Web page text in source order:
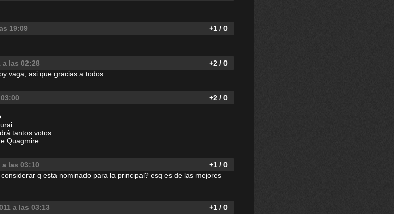
19:09
+1 / 0
a las 02:28
+2 / 0
vaga, asi que gracias a todos
+2 / 0
tantos votos
Quagmire.
a las 03:10
+1 / 0
considerar q esta nominado para la principal? esq es de las mejores
a las 03:13
+1 / 0